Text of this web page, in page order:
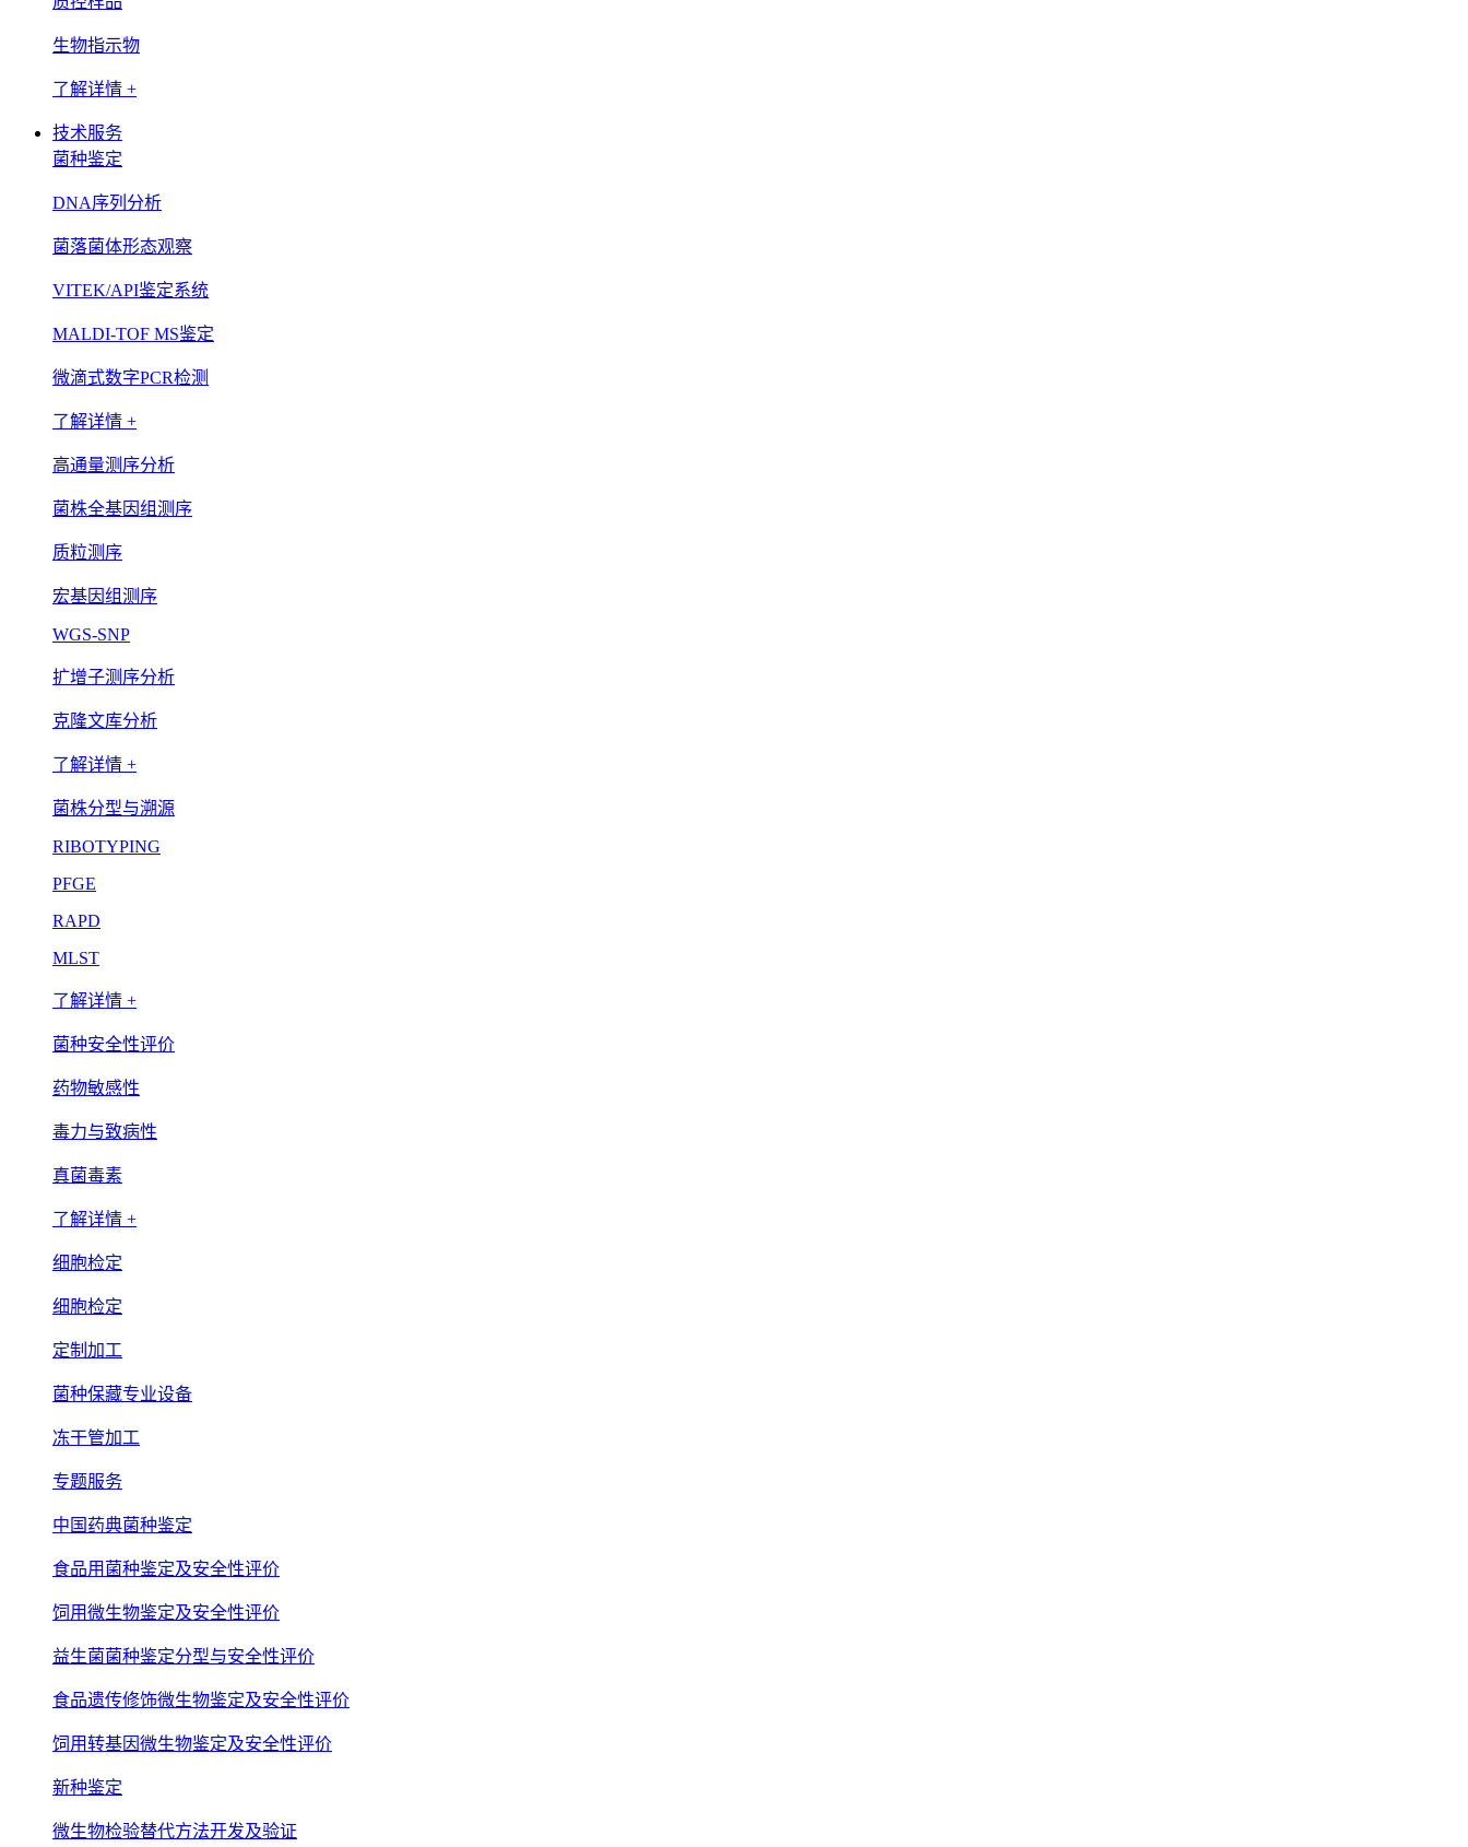
生物指示物
了解详情 +
技术服务
菌种鉴定
DNA序列分析
菌落菌体形态观察
VITEK/API鉴定系统
MALDI-TOF MS鉴定
微滴式数字PCR检测
了解详情 +
高通量测序分析
菌株全基因组测序
质粒测序
宏基因组测序
WGS-SNP
扩增子测序分析
克隆文库分析
了解详情 +
菌株分型与溯源
RIBOTYPING
PFGE
RAPD
MLST
了解详情 +
菌种安全性评价
药物敏感性
毒力与致病性
真菌毒素
了解详情 +
细胞检定
细胞检定
定制加工
菌种保藏专业设备
冻干管加工
专题服务
中国药典菌种鉴定
食品用菌种鉴定及安全性评价
饲用微生物鉴定及安全性评价
益生菌菌种鉴定分型与安全性评价
食品遗传修饰微生物鉴定及安全性评价
饲用转基因微生物鉴定及安全性评价
新种鉴定
微生物检验替代方法开发及验证